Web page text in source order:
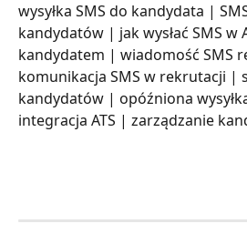
wysyłka SMS do kandydata |
kandydatów | jak wysłać SMS w
kandydatem | wiadomość SMS
komunikacja SMS w rekrutacji |
kandydatów | opóźniona
integracja ATS | zarządzanie